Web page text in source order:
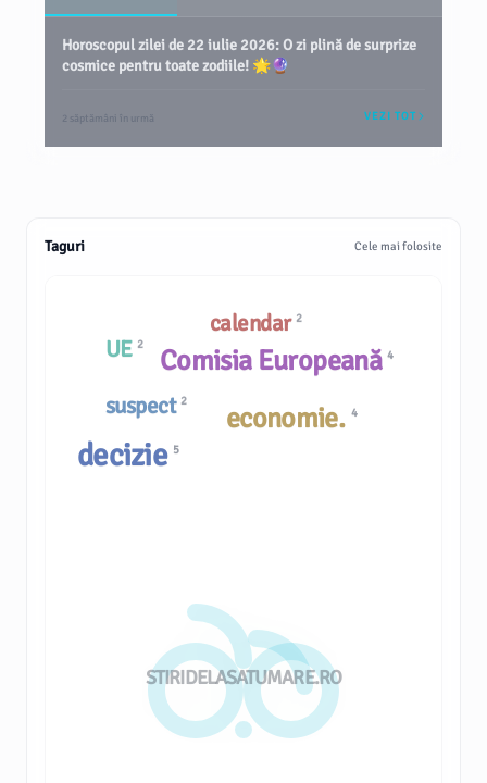
Horoscopul zilei de 22 iulie 2026: O zi plină de surprize
cosmice pentru toate zodiile! 🌟🔮
2 săptămâni în urmă VEZI TOT
Taguri Cele mai folosite
STIRIDELASATUMARE.RO
suspect 2
decizie 5
economie. 4
calendar 2
Comisia Europeană4
UE 2